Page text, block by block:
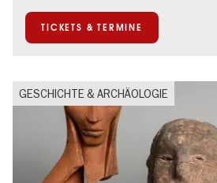
TICKETS & TERMINE
GESCHICHTE & ARCHÄOLOGIE